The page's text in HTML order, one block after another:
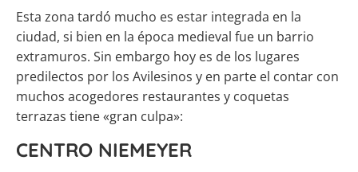
Esta zona tardó mucho es estar integrada en la
ciudad, si bien en la época medieval fue un barrio
extramuros. Sin embargo hoy es de los lugares
predilectos por los Avilesinos y en parte el contar con
muchos acogedores restaurantes y coquetas
terrazas tiene «gran culpa»:
CENTRO NIEMEYER